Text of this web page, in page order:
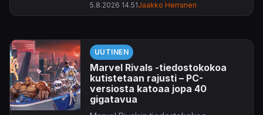
5.8.2026 14.51Jaakko Herranen
UUTINEN
Marvel Rivals -tiedostokokoa
kutistetaan rajusti – PC-
versiosta katoaa jopa 40
gigatavua